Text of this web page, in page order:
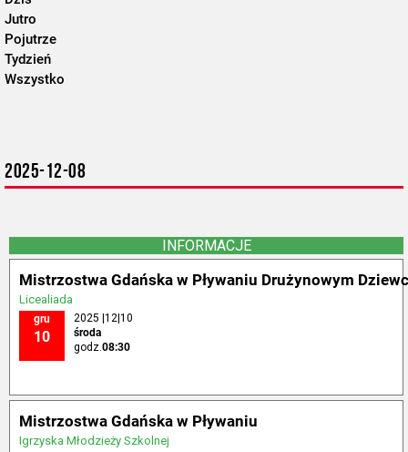
Jutro
Pojutrze
Tydzień
Wszystko
2025-12-08
INFORMACJE
Mistrzostwa Gdańska w Pływaniu Drużynowym
Licealiada
gru
10
2025 |12|10
środa
godz.08:30
Mistrzostwa Gdańska w Pływaniu
Igrzyska Młodzieży Szkolnej